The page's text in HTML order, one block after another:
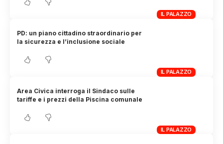
IL PALAZZO
IL PALAZZO
PD: un piano cittadino straordinario per
la sicurezza e l’inclusione sociale
IL PALAZZO
Area Civica interroga il Sindaco sulle
tariffe e i prezzi della Piscina comunale